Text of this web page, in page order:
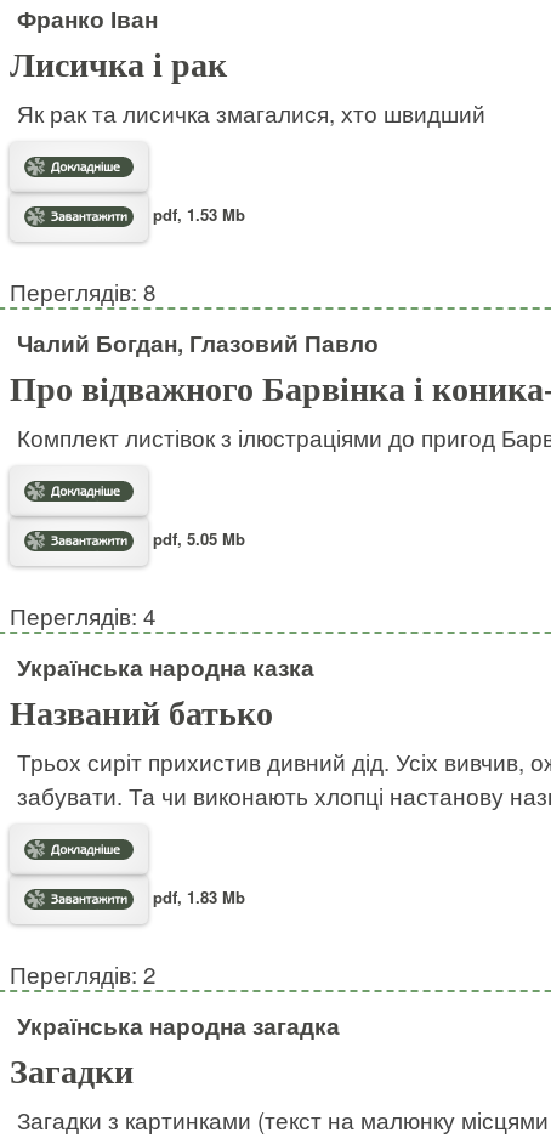
Франко Іван
Лисичка і рак
Як рак та лисичка змагалися, хто швидший
pdf, 1.53 Mb
Переглядів: 8
Чалий Богдан, Глазовий Павло
Про відважного Барвінка і
Комплект листівок з ілюстраціями до пригод
pdf, 5.05 Mb
Переглядів: 4
Українська народна казка
Названий батько
Трьох сиріт прихистив дивний дід. Усіх вивчив,
забувати. Та чи виконають хлопці настанову
pdf, 1.83 Mb
Переглядів: 2
Українська народна загадка
Загадки
Загадки з картинками (текст на малюнку